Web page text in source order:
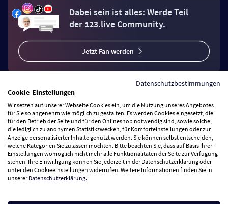
Dabei sein ist alles: Werde Teil
der 123.live Community.
Jetzt Fan werden
Vertrag widerrufen
Zahlungsarten
Wir versenden mit
Datenschutzbestimmungen
Cookie-Einstellungen
Wir setzen auf unserer Webseite Cookies ein, um die Nutzung unseres Angebotes
für Sie so angenehm wie möglich zu gestalten. Es werden Cookies eingesetzt, die
für den Betrieb der Seite und für den Onlineshop notwendig sind, sowie solche,
die lediglich zu anonymen Statistikzwecken, für Komforteinstellungen oder zur
Anzeige personalisierter Inhalte genutzt werden. Sie können selbst entscheiden,
welche Kategorien Sie zulassen möchten. Bitte beachten Sie, dass auf Basis Ihrer
Einstellungen womöglich nicht mehr alle Funktionalitäten der Seite zur Verfügung
stehen. Ihre Einwilligung können Sie jederzeit in der Datenschutzerklärung oder
unter den Cookieeinstellungen widerrufen. Weitere Informationen finden Sie in
unsererDatenschutzerklärung.